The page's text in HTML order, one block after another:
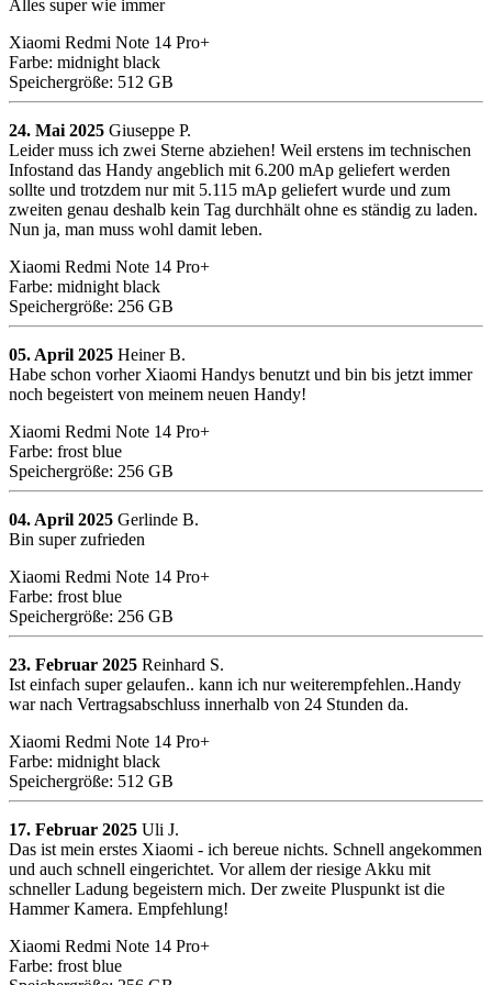
Alles super wie immer
Xiaomi Redmi Note 14 Pro+
Farbe: midnight black
Speichergröße: 512 GB
24. Mai 2025 Giuseppe P.
Leider muss ich zwei Sterne abziehen! Weil erstens im technischen
Infostand das Handy angeblich mit 6.200 mAp geliefert werden
sollte und trotzdem nur mit 5.115 mAp geliefert wurde und zum
zweiten genau deshalb kein Tag durchhält ohne es ständig zu laden.
Nun ja, man muss wohl damit leben.
Xiaomi Redmi Note 14 Pro+
Farbe: midnight black
Speichergröße: 256 GB
05. April 2025 Heiner B.
Habe schon vorher Xiaomi Handys benutzt und bin bis jetzt immer
noch begeistert von meinem neuen Handy!
Xiaomi Redmi Note 14 Pro+
Farbe: frost blue
Speichergröße: 256 GB
04. April 2025 Gerlinde B.
Bin super zufrieden
Xiaomi Redmi Note 14 Pro+
Farbe: frost blue
Speichergröße: 256 GB
23. Februar 2025 Reinhard S.
Ist einfach super gelaufen.. kann ich nur weiterempfehlen..Handy
war nach Vertragsabschluss innerhalb von 24 Stunden da.
Xiaomi Redmi Note 14 Pro+
Farbe: midnight black
Speichergröße: 512 GB
17. Februar 2025 Uli J.
Das ist mein erstes Xiaomi - ich bereue nichts. Schnell angekommen
und auch schnell eingerichtet. Vor allem der riesige Akku mit
schneller Ladung begeistern mich. Der zweite Pluspunkt ist die
Hammer Kamera. Empfehlung!
Xiaomi Redmi Note 14 Pro+
Farbe: frost blue